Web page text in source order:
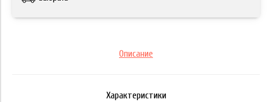
Описание
Характеристики